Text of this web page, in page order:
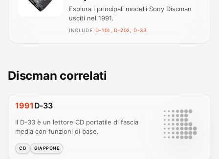
Esplora i principali modelli Sony Discman
usciti nel 1991.
INCLUDE D-101, D-202, D-33
Discman correlati
1991 D-33
Il D-33 è un lettore CD portatile di fascia
media con funzioni di base.
CD GIAPPONE